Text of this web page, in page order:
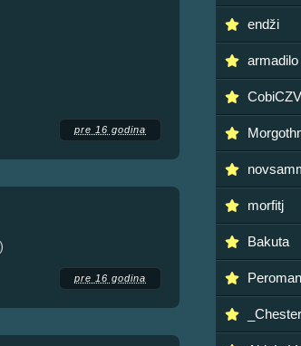
pre 16 godina
pre 16 godina
endži
armadilo
CobiCZV
morfitj
Bakuta
Peroman
_Chester_